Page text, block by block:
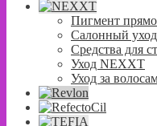
Пигмент
Салонный уход
Средства для
Уход NEXXT
Уход за